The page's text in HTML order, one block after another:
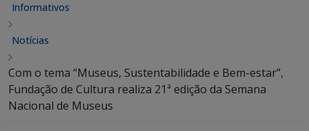
Informativos
Notícias
Com o tema “Museus, Sustentabilidade e Bem-estar”,
Fundação de Cultura realiza 21ª edição da Semana
Nacional de Museus